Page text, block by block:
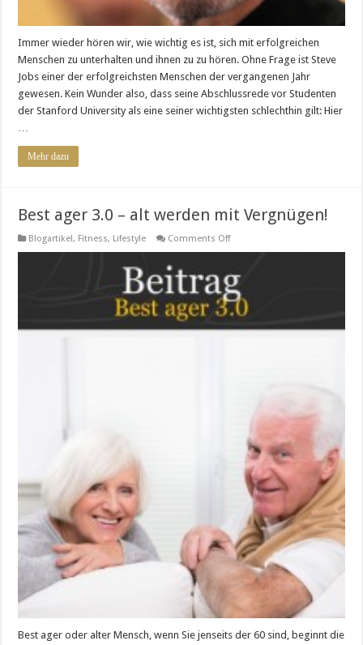
Immer wieder hören wir, wie wichtig es ist, sich mit erfolgreichen
Menschen zu unterhalten und ihnen zu zu hören. Ohne Frage ist Steve
Jobs einer der erfolgreichsten Menschen der vergangenen Jahr
gewesen. Kein Wunder also, dass seine Abschlussrede vor Studenten
der Stanford University als eine seiner wichtigsten schlechthin gilt: Hier
Mehr dazu
Best ager 3.0 – alt werden mit Vergnügen!
Blogartikel, Fitness, Lifestyle Comments Offon
–
alt
werden
mit
Vergnügen!
Best ager oder alter Mensch, wenn Sie jenseits der 60 sind, beginnt die